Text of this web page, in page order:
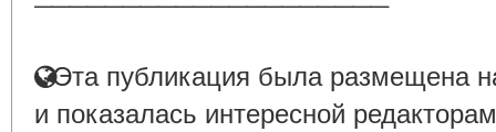
Эта публикация была размещена
и показалась интересной